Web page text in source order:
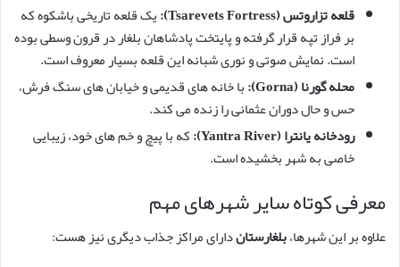
قلعه تزاروتس (Tsarevets Fortress):
یک قلعه تاریخی باشکوه که
بر فراز تپه قرار گرفته و پایتخت پادشاهان بلغار در قرون وسطی بوده
است. نمایش صوتی و نوری شبانه این قلعه بسیار معروف است.
محله گورنا (Gorna):
با خانه های قدیمی و خیابان های سنگ فرش،
حس و حال دوران عثمانی را زنده می کند.
رودخانه یانترا (Yantra River):
که با پیچ و خم های خود، زیبایی
خاصی به شهر بخشیده است.
معرفی کوتاه سایر شهرهای مهم
علاوه بر این شهرها،بلغارستاندارای مراکز جذاب دیگری نیز هست: